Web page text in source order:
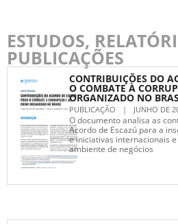
ESTUDOS,
PUBLICAÇÕES
CONTRIBUIÇÕES DO
O COMBATE À
ORGANIZADO NO
PUBLICAÇÃO | JUNHO DE
O documento analisa as
Acordo de Escazú para a
e iniciativas internacionais
ambiente de negócios